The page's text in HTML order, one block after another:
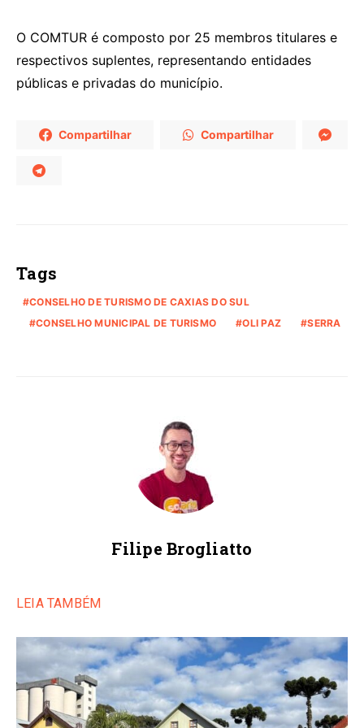
O COMTUR é composto por 25 membros titulares e
respectivos suplentes, representando entidades
públicas e privadas do município.
Compartilhar Compartilhar
Tags
CONSELHO DE TURISMO DE CAXIAS DO SUL
CONSELHO MUNICIPAL DE TURISMO
OLI PAZ SERRA
Filipe Brogliatto
LEIA TAMBÉM